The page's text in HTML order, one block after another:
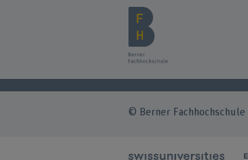
© Berner Fachhochschule